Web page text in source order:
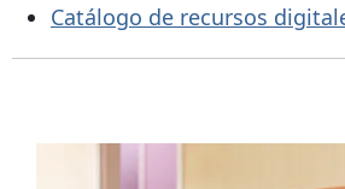
Catálogo de recursos